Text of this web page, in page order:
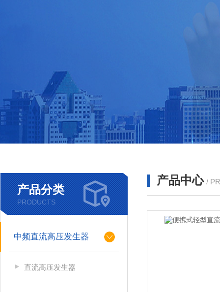
产品分类
PRODUCTS
中频直流高压发生器
直流高压发生器
产品中心 /